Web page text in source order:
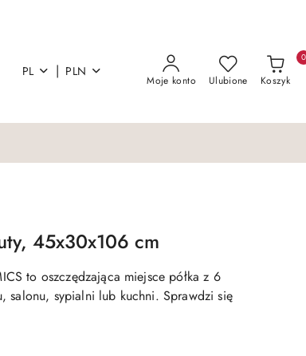
PL | PLN
Moje konto Ulubione Koszyk
0
45x30x106 cm
to oszczędzająca miejsce półka z 6
salonu, sypialni lub kuchni. Sprawdzi się